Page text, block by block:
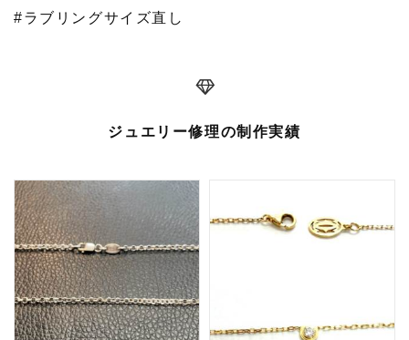
#ラブリングサイズ直し
ジュエリー修理の制作実績